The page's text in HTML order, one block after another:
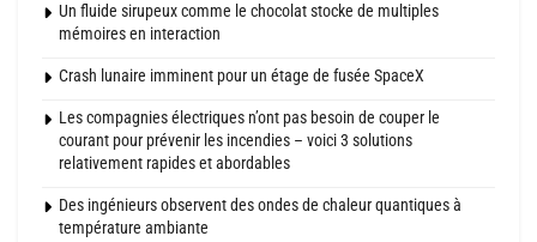
Un fluide sirupeux comme le chocolat stocke de multiples
mémoires en interaction
Crash lunaire imminent pour un étage de fusée SpaceX
Les compagnies électriques n’ont pas besoin de couper le
courant pour prévenir les incendies – voici 3 solutions
relativement rapides et abordables
Des ingénieurs observent des ondes de chaleur quantiques à
température ambiante